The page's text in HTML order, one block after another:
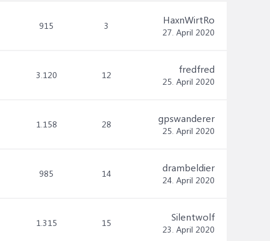
915 3 HaxnWirtRo
27. April 2020
3.120 12 fredfred
25. April 2020
1.158 28 gpswanderer
25. April 2020
985 14 drambeldier
24. April 2020
1.315 15 Silentwolf
23. April 2020